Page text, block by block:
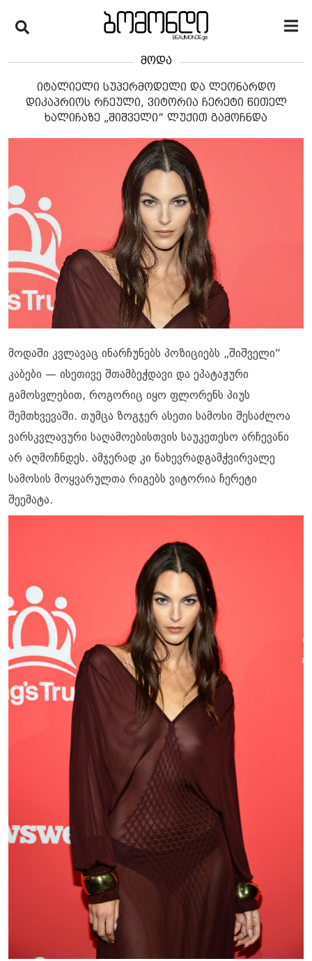
მოდა
იტალიელი სუპერმოდელი და ლეონარდო
დიკაპრიოს რჩეული, ვიტორია ჩერეტი წითელ
ხალიჩაზე „შიშველი“ ლუქით გამოჩნდა
მოდაში კვლავაც ინარჩუნებს პოზიციებს „შიშველი“
კაბები — ისეთივე შთამბეჭდავი და ეპატაჟური
გამოსვლებით, როგორიც იყო ფლორენს პიუს
შემთხვევაში. თუმცა ზოგჯერ ასეთი სამოსი შესაძლოა
ვარსკვლავური საღამოებისთვის საუკეთესო არჩევანი
არ აღმოჩნდეს. ამჯერად კი ნახევრადგამჭვირვალე
სამოსის მოყვარულთა რიგებს ვიტორია ჩერეტი
შეემატა.